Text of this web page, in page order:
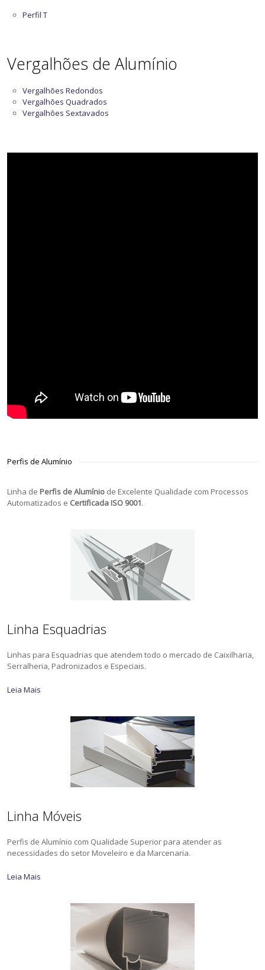
Perfil T
Vergalhões de Alumínio
Vergalhões Redondos
Vergalhões Quadrados
Vergalhões Sextavados
Perfis de Alumínio
Linha de Perfis de Alumínio de Excelente Qualidade com Processos
Automatizados e Certificada ISO 9001.
Linha Esquadrias
Linhas para Esquadrias que atendem todo o mercado de Caixilharia,
Serralheria, Padronizados e Especiais.
Leia Mais
Linha Móveis
Perfis de Alumínio com Qualidade Superior para atender as
necessidades do setor Moveleiro e da Marcenaria.
Leia Mais